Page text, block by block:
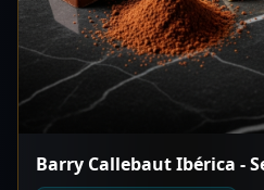
Barry Callebaut Ibérica -